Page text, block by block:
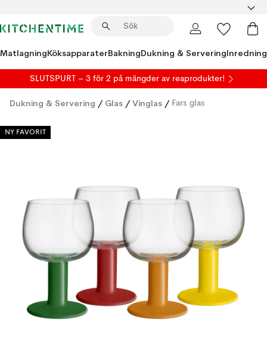
MatlagningKöksapparaterBakningDukning & ServeringInredning
SLUTSPURT – 3 för 2 på mängder av reaprodukter!
Dukning & Servering / Glas / Vinglas / Fars glas
NY FAVORIT